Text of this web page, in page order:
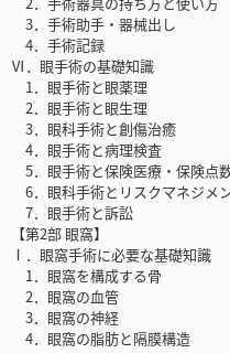
3．手術助手・器械出し
4．手術記録
Ⅵ．眼手術の基礎知識
1．眼手術と眼薬理
2．眼手術と眼生理
3．眼科手術と創傷治癒
4．眼手術と病理検査
5．眼手術と保険医療・保険点
6．眼科手術とリスクマネジメ
7．眼手術と訴訟
【第2部 眼窩】
Ⅰ．眼窩手術に必要な基礎知識
1．眼窩を構成する骨
2．眼窩の血管
3．眼窩の神経
4．眼窩の脂肪と隔膜構造